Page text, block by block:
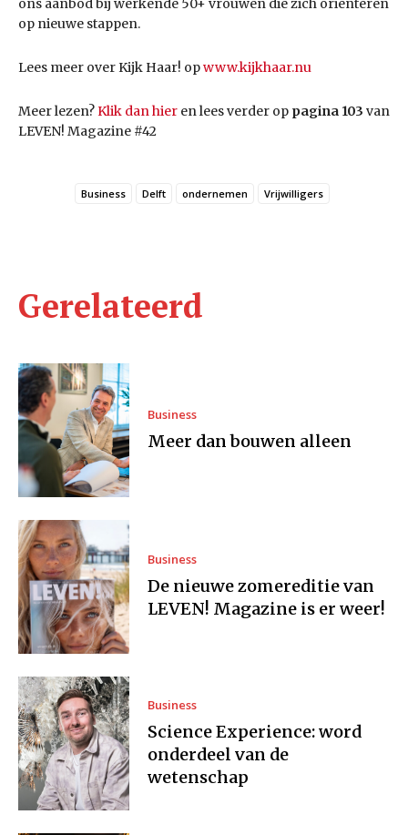
ons aanbod bij werkende 50+ vrouwen die zich oriënteren
op nieuwe stappen.
Lees meer over Kijk Haar! opwww.kijkhaar.nu
Meer lezen?Klik dan hier en lees verder op pagina 103 van
LEVEN! Magazine #42
Business Delft ondernemen Vrijwilligers
Gerelateerd
Business
Meer dan bouwen alleen
Business
De nieuwe zomereditie van
LEVEN! Magazine is er weer!
Business
Science Experience: word
onderdeel van de
wetenschap